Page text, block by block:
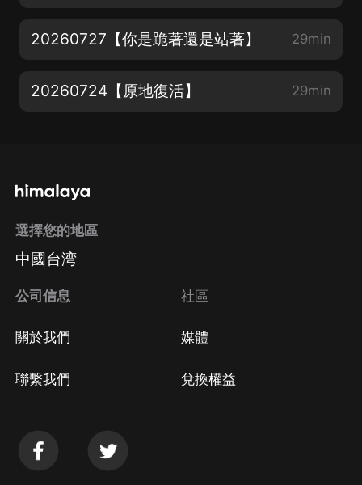
20260727【你是跪著還是站著】 29min
20260724【原地復活】 29min
選擇您的地區
中國台湾
公司信息
關於我們
聯繫我們
社區
媒體
兌換權益